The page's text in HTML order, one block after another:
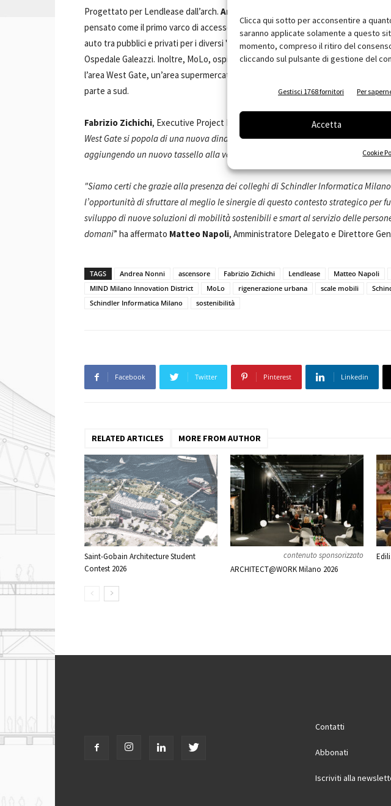
Clicca qui sotto per acconsentire a
saranno applicate solamente a questo
momento, compreso il ritiro del
cliccando sul pulsante di gestione del
Gestisci 1768 fornitori Per
Accetta
Cookie
Progettato per Lendlease dall’arch. Andrea Nonni
pensato come il primo varco di accesso per le auto che devono raggiungere il
auto tra pubblici e privati per i diversi "plot" dell'area a servizio delle attività
Ospedale Galeazzi. Inoltre, MoLo, ospiterà una centrale impiantistica chiave
l’area West Gate, un’area supermercato, al piano terra, locali destinati all’attività
parte a sud.
Fabrizio Zichichi, Executive Project Director di Lendlease ha dichiarato: "
Con
West Gate si popola di una nuova dinamica realtà accanto ad ABB
aggiungendo un nuovo tassello alla vocazione all’innovazione e alla
"Siamo certi che grazie alla presenza dei colleghi di Schindler Informatica
l’opportunità di sfruttare al meglio le sinergie di questo contesto strategico per
sviluppo di nuove soluzioni di mobilità sostenibili e smart al servizio delle
domani” ha affermato Matteo Napoli, Amministratore Delegato e Direttore
TAGS Andrea Nonni ascensore Fabrizio Zichichi Lendlease Matteo Napoli
MIND Milano Innovation District
MoLo rigenerazione urbana scale mobili
Schindler Informatica Milano
sostenibilità
Facebook Twitter Pinterest Linkedin
RELATED ARTICLES MORE FROM AUTHOR
Saint-Gobain Architecture Student
Contest 2026
contenuto sponsorizzato
ARCHITECT@WORK Milano 2026
Contatti
Abbonati
Iscriviti alla